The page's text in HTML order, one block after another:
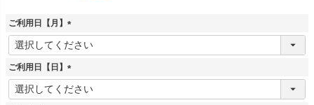
ご利用日【月】
(
必
須
ご利用日【日】
(
必